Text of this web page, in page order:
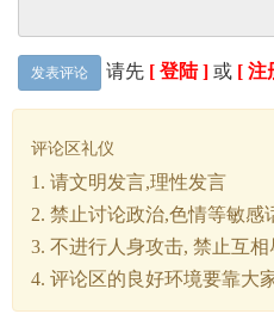
发表评论 请先 [ 登陆 ] 或 [ 注
评论区礼仪
1. 请文明发言,理性发言
2. 禁止讨论政治,色情等敏感
3. 不进行人身攻击, 禁止互相
4. 评论区的良好环境要靠大